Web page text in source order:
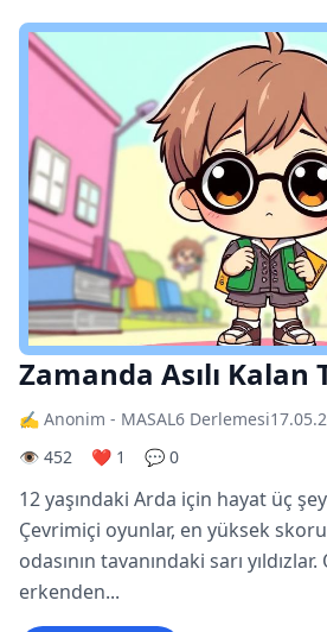
Zamanda Asılı Kalan
✍️ Anonim - MASAL6 Derlemesi
👁️ 452
❤️ 1 💬 0
12 yaşındaki Arda için hayat üç
Çevrimiçi oyunlar, en yüksek
odasının tavanındaki sarı
erkenden...